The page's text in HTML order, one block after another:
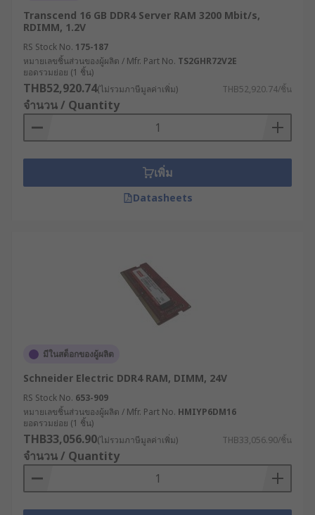
Transcend 16 GB DDR4 Server RAM 3200 Mbit/s,
RDIMM, 1.2V
RS Stock No. 175-187
หมายเลขชิ้นส่วนของผู้ผลิต / Mfr. Part No. TS2GHR72V2E
ยอดรวมย่อย (1 ชิ้น)
THB52,920.74(ไม่รวมภาษีมูลค่าเพิ่ม) THB52,920.74/ชิ้น
จำนวน / Quantity
เพิ่ม
Datasheets
มีในสต็อกของผู้ผลิต
Schneider Electric DDR4 RAM, DIMM, 24V
RS Stock No. 653-909
หมายเลขชิ้นส่วนของผู้ผลิต / Mfr. Part No. HMIYP6DM16
ยอดรวมย่อย (1 ชิ้น)
THB33,056.90(ไม่รวมภาษีมูลค่าเพิ่ม) THB33,056.90/ชิ้น
จำนวน / Quantity